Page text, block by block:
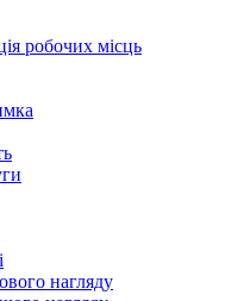
робочих місць
нагляду